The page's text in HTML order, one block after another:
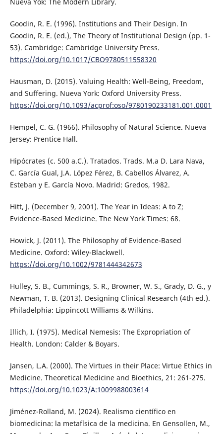
Goodin, R. E. (1996). Institutions and Their Design. In
Goodin, R. E. (ed.), The Theory of Institutional Design (pp. 1-
53). Cambridge: Cambridge University Press.
https://doi.org/10.1017/CBO9780511558320
Hausman, D. (2015). Valuing Health: Well-Being, Freedom,
and Suffering. Nueva York: Oxford University Press.
https://doi.org/10.1093/acprof:oso/9780190233181.001.0001
Hempel, C. G. (1966). Philosophy of Natural Science. Nueva
Jersey: Prentice Hall.
Hipócrates (c. 500 a.C.). Tratados. Trads. M.a D. Lara Nava,
C. García Gual, J.A. López Férez, B. Cabellos Álvarez, A.
Esteban y E. García Novo. Madrid: Gredos, 1982.
Hitt, J. (December 9, 2001). The Year in Ideas: A to Z;
Evidence-Based Medicine. The New York Times: 68.
Howick, J. (2011). The Philosophy of Evidence-Based
Medicine. Oxford: Wiley-Blackwell.
https://doi.org/10.1002/9781444342673
Hulley, S. B., Cummings, S. R., Browner, W. S., Grady, D. G., y
Newman, T. B. (2013). Designing Clinical Research (4th ed.).
Philadelphia: Lippincott Williams & Wilkins.
Illich, I. (1975). Medical Nemesis: The Expropriation of
Health. London: Calder & Boyars.
Jansen, L.A. (2000). The Virtues in their Place: Virtue Ethics in
Medicine. Theoretical Medicine and Bioethics, 21: 261-275.
https://doi.org/10.1023/A:1009988003614
Jiménez-Rolland, M. (2024). Realismo científico en
biomedicina: la metafísica de la medicina. En Gensollen, M.,